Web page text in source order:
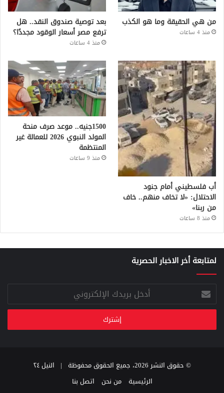
من هي الحقيقة وما هو الكذب
منذ 4 ساعات
بعد توصية صندوق النقد.. هل
ترفع مصر أسعار الوقود مجددًا؟
منذ 4 ساعات
أب فلسطيني أمام جنود
الاحتلال: «لا تخاف منهم.. خاف
من ربنا»
منذ 8 ساعات
1500جنيه.. موعد صرف منحة
المولد النبوي 2026 للعمالة غير
المنتظمة
منذ 9 ساعات
لمتابعة أخر الاخبار الحصرية
أدخل
بريدك
الإلكتروني
© حقوق النشر 2026، جميع الحقوق محفوظة |
النيل ٢٤
الرئيسية
من نحن اتصل بنا